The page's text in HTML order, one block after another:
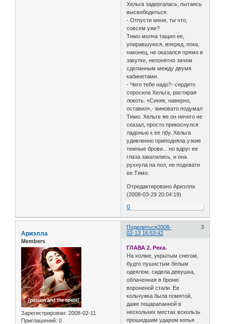
Хельга задергалась, пытаясь
высвободиться.
- Отпусти меня, ты что,
совсем уже?
Тимо молча тащил ее,
упиравшуюся, вперед, пока,
наконец, не оказался прямо в
закутке, непонятно зачем
сделанным между двумя
кабинетами.
- Чего тебе надо?- сердито
спросила Хельга, растирая
локоть. «Синяк, наверно,
оставил»,- виновато подумал
Тимо. Хельге же он ничего не
сказал, просто прикоснулся
ладонью к ее лбу. Хельга
удивленно приподняла узкие
темные брови... но вдруг ее
глаза закатились, и она
рухнула на пол, не подхвати
ее Тимо.
Отредактировано Ариэлла
(2008-03-29 20:04:19)
0
Поделиться 3
2008-
02-13 16:53:42
Ариэлла
Members
Зарегистрирован: 2008-02-11
Приглашений: 0
ГЛАВА 2. Река.
На холме, укрытым снегом,
будто пушистым белым
одеялом, сидела девушка,
облаченная в броню
вороненой стали. Ее
кольчужка была помятой,
даже поцарапанной в
нескольких местах вскользь
прошедшим ударом копья